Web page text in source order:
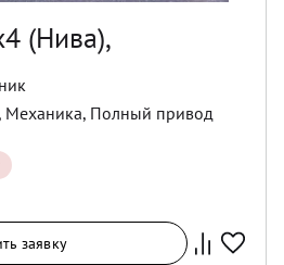
(Нива),
, Механика, Полный привод
заявку